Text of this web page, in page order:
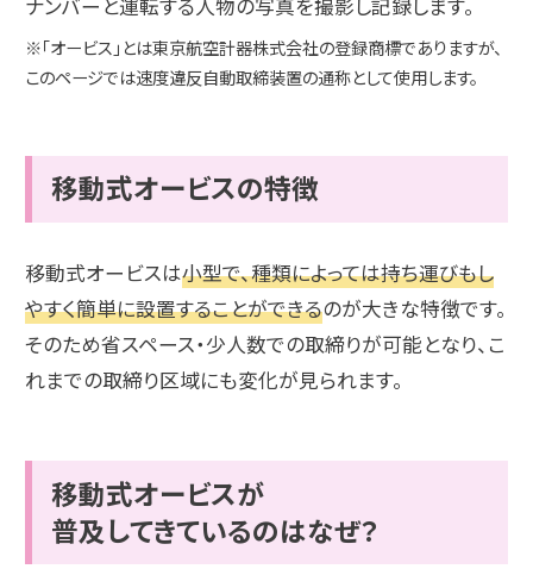
ナンバーと運転する人物の写真を撮影し記録します。
※「オービス」とは東京航空計器株式会社の登録商標でありますが、
このページでは速度違反自動取締装置の通称として使用します。
移動式オービスの特徴
移動式オービスは小型で、種類によっては持ち運びもし
やすく簡単に設置することができるのが大きな特徴です。
そのため省スペース・少人数での取締りが可能となり、こ
れまでの取締り区域にも変化が見られます。
移動式オービスが
普及してきているのはなぜ？